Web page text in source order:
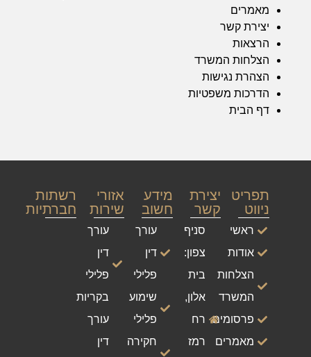
מאמרים
יצירת קשר
הרצאות
הצלחות המשרד
הצהרת נגישות
הדרכות משפטיות
דף הבית
תפריט
ניווט
ראשי
אודות
הצלחות
המשרד
פרסומים
מאמרים
יצירת
קשר
סניף
צפון:
בית
אלון,
רח
רמז
מידע
חשוב
עורך
דין
פלילי
שימוע
פלילי
חקירה
אזורי
שירות
עורך
דין
פלילי
בקריות
עורך
דין
רשתות
חברתיות